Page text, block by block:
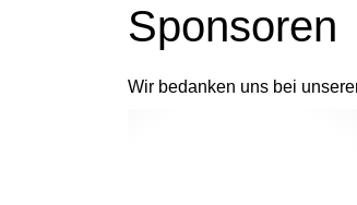
Sponsoren
Wir bedanken uns bei